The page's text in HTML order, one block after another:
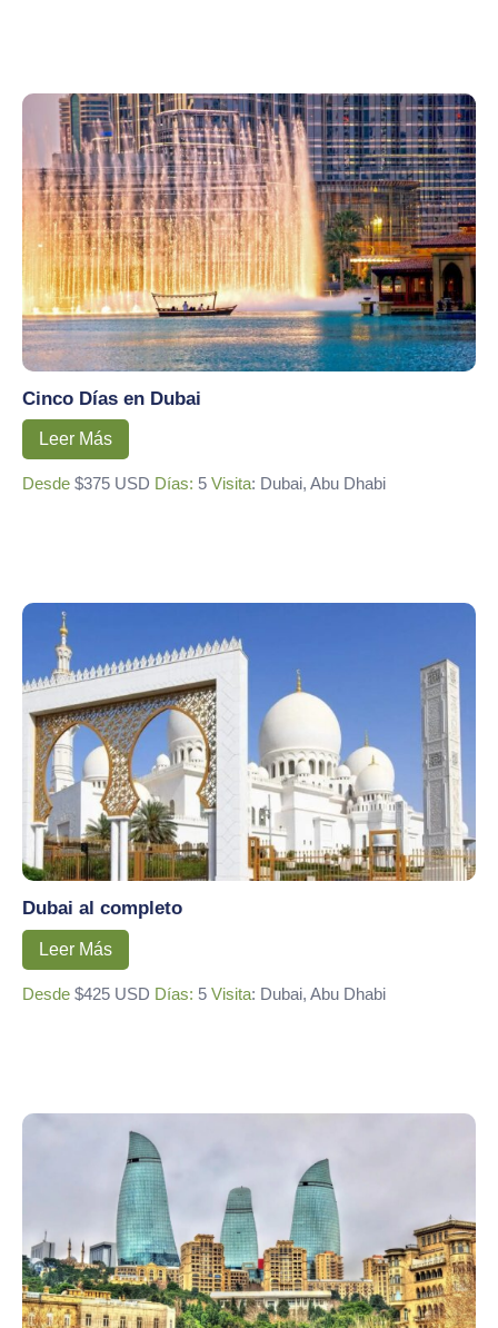
Cinco Días en Dubai
Leer Más
Desde $375 USD Días: 5 Visita: Dubai, Abu Dhabi
Dubai al completo
Leer Más
Desde $425 USD Días: 5 Visita: Dubai, Abu Dhabi